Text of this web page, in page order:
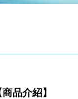
商品介紹】